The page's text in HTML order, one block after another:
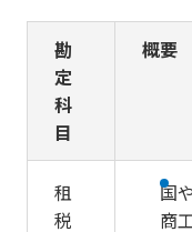
勘
定
科
目
概要
租
税
国
商